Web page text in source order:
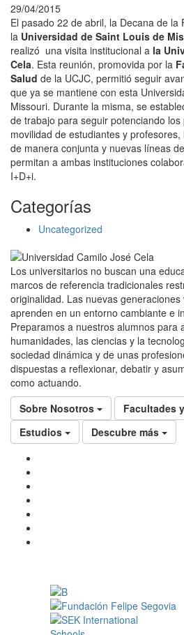
29/04/2015
El pasado 22 de abril, la Decana de
la Universidad de Saint Louis de
realizó una visita institucional a la
Cela. Esta reunión, promovida por la
Salud de la UCJC, permitió seguir
que ya se mantiene con esta
Missouri. Durante la misma, se
de trabajo para seguir potenciando
movilidad de estudiantes y
de manera conjunta y nuevas líneas
permitan a ambas instituciones
I+D+i.
Categorías
Uncategorized
Los universitarios no buscan una
marcos de referencia tradicionales
originalidad. Las nuevas
aprenden en un entorno cambiante e
Preparamos a nuestros alumnos para
humanidades, las ciencias y la
sociedad dinámica y de unas
dispuestas a reflexionar, debatir y
como actuando.
Sobre Nosotros
Facultades
Estudios
Descubre más